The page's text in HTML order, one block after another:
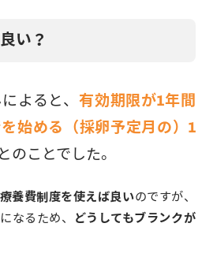
い？
よると、 有効期限が1年間
始める（採卵予定月の）1
とのことでした。
養費制度を使えば良いのですが、
なるため、
どうしてもブランクが